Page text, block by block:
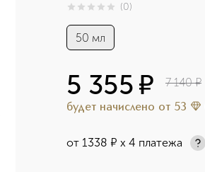
0из 0 (0)
50 мл
5 355 ¤ 7 140 ¤
будет начислено от 53
от 1338 ¤ х 4 платежа